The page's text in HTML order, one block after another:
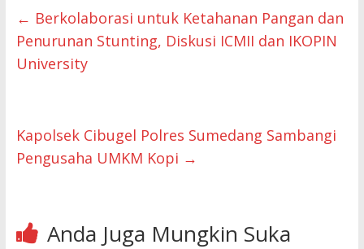
← Berkolaborasi untuk Ketahanan Pangan dan
Penurunan Stunting, Diskusi ICMII dan IKOPIN
University
Kapolsek Cibugel Polres Sumedang Sambangi
Pengusaha UMKM Kopi →
Anda Juga Mungkin Suka